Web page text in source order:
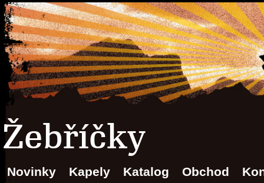
Žebříčky
Novinky Kapely Katalog Obchod